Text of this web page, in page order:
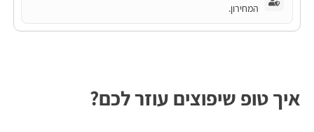
המחירון.
איך טופ שיפוצים עוזר לכם?